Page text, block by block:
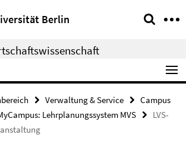
Berlin
Verwaltung & Service
Campus
Lehrplanungssystem MVS
LVS-